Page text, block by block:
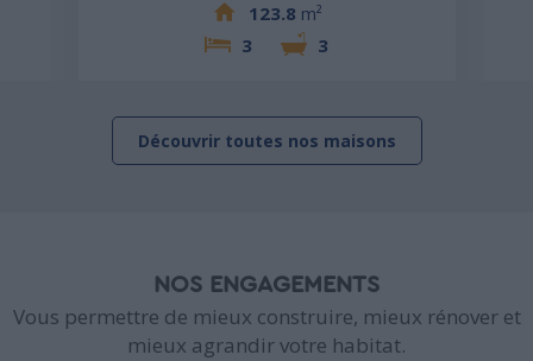
123.8 m²
3
3
Découvrir toutes nos maisons
NOS ENGAGEMENTS
Vous permettre de mieux construire, mieux rénover et
mieux agrandir votre habitat.